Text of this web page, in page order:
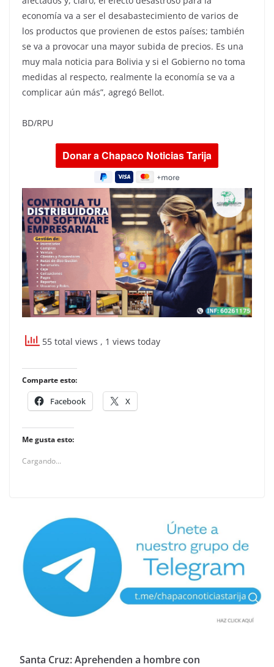
economía va a ser el desabastecimiento de varios de
los productos que provienen de estos países; también
se va a provocar una mayor subida de precios. Es una
muy mala noticia para Bolivia y si el Gobierno no toma
medidas al respecto, realmente la economía se va a
complicar aún más”, agregó Bellot.
BD/RPU
55 total views , 1 views today
Comparte esto:
Facebook X
Me gusta esto:
Cargando...
Santa Cruz: Aprehenden a hombre con